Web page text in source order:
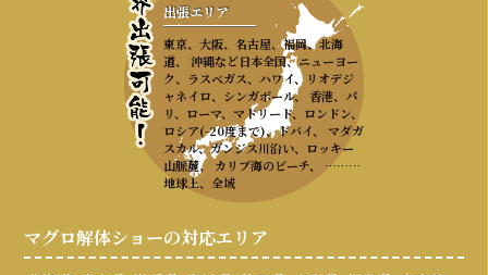
出張エリア
東京、大阪、名古屋、福岡、北海
道、 沖縄など日本全国、ニューヨー
ク、ラスベガス、ハワイ、リオデジ
ャネイロ、シンガポール、 香港、パ
リ、ローマ、マドリード、ロンドン、
ロシア(-20度まで)、ドバイ、 マダガ
スカル、ガンジス川沿い、ロッキー
山脈麓、 カリブ海のビーチ、 ………
地球上、全域
マグロ解体ショーの対応エリア